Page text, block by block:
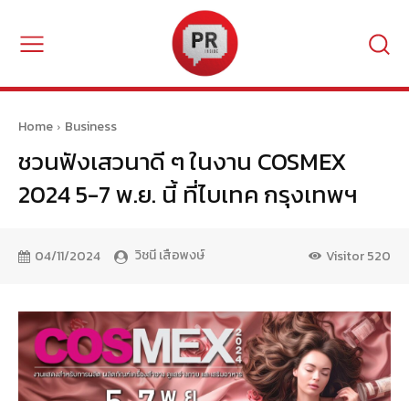
Home Business
ชวนฟังเสวนาดี ๆ ในงาน COSMEX
2024 5-7 พ.ย. นี้ ที่ไบเทค กรุงเทพฯ
04/11/2024 วิชนี เสือพงษ์ Visitor520